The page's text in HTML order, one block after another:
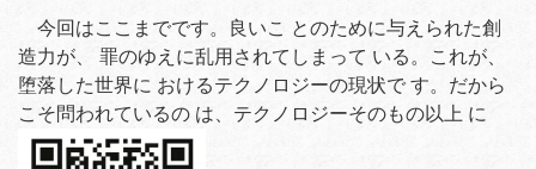
今回はここまでです。良いこ とのために与えられた創
造力が、 罪のゆえに乱用されてしまって いる。これが、
堕落した世界に おけるテクノロジーの現状で す。だから
こそ問われているの は、テクノロジーそのもの以上 に